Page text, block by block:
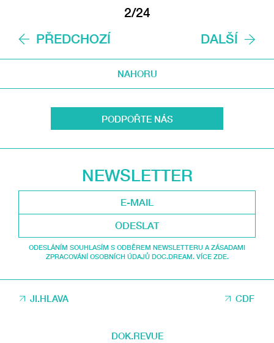
PŘEDCHOZÍ
2/24
DALŠÍ
NAHORU
PODPOŘTE NÁS
NEWSLETTER
ODESLAT
ODESLÁNÍM SOUHLASÍM S ODBĚREM NEWSLETTERU A ZÁSADAMI
ZPRACOVÁNÍ OSOBNÍCH ÚDAJŮ DOC.DREAM. VÍCE ZDE.
JI.HLAVA CDF
DOK.REVUE